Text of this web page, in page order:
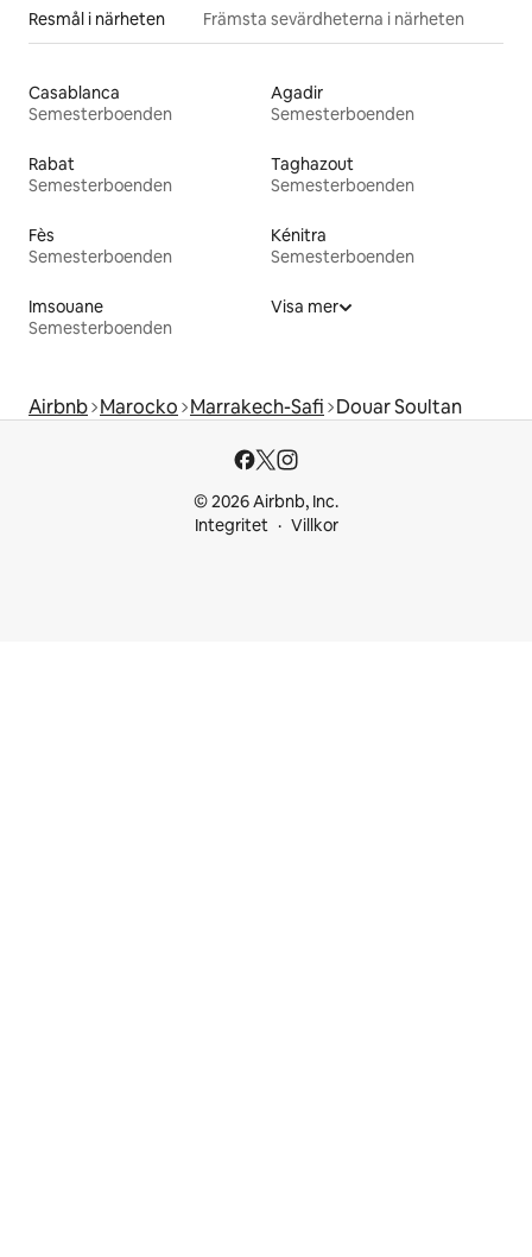
Resmål i närheten Främsta sevärdheterna i närheten
Casablanca
Semesterboenden
Agadir
Semesterboenden
Rabat
Semesterboenden
Taghazout
Semesterboenden
Fès
Semesterboenden
Kénitra
Semesterboenden
Imsouane
Semesterboenden
Visa mer
Airbnb Marocko Marrakech-Safi Douar Soultan
© 2026 Airbnb, Inc.
Integritet
Villkor